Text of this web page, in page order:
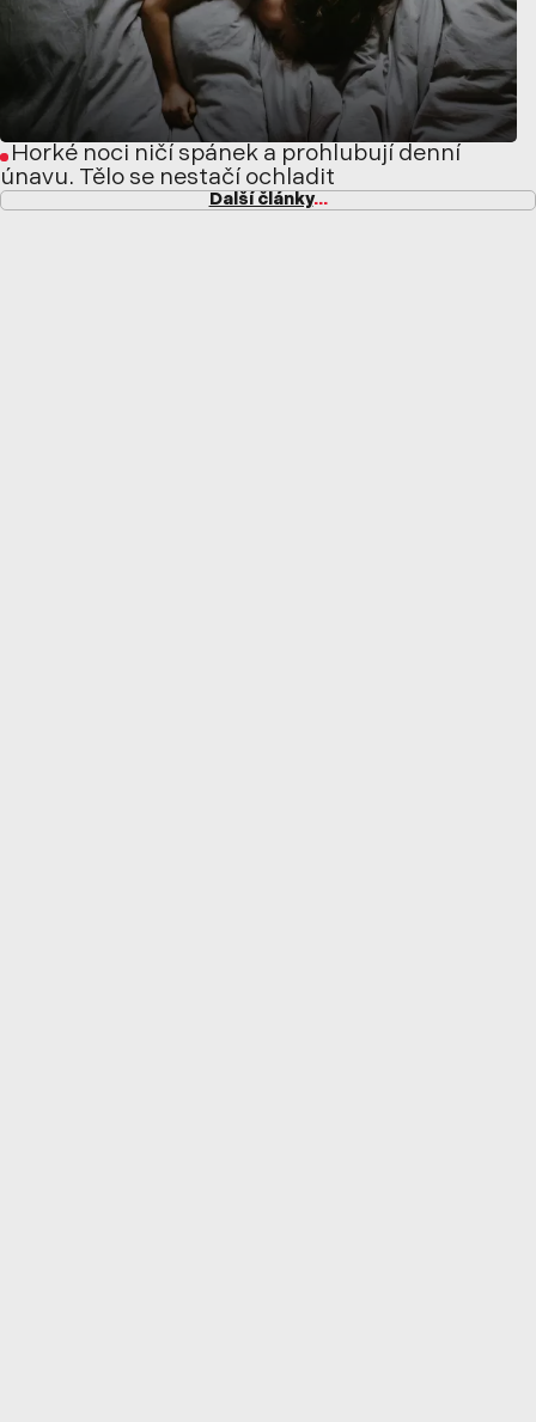
Horké noci ničí spánek a prohlubují denní
únavu. Tělo se nestačí ochladit
Další články...